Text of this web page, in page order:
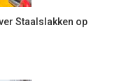
Staalslakken op